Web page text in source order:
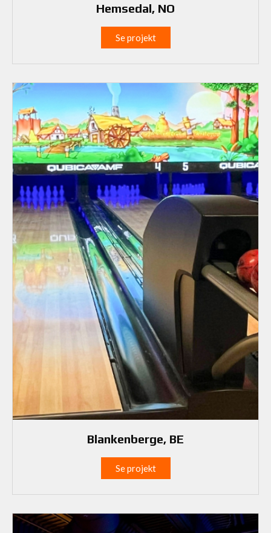
Hemsedal, NO
Se projekt
Blankenberge, BE
Se projekt